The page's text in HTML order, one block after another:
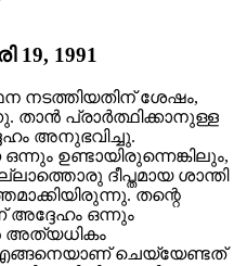
1991
നടത്തിയതിന് ശേഷം,
താൻ പ്രാർത്ഥിക്കാനുള്ള
അനുഭവിച്ചു.
ഉണ്ടായിരുന്നെങ്കിലും,
ദീപ്തമായ ശാന്തി
തന്റെ
അദ്ദേഹം ഒന്നും
അത്യധികം
എങ്ങനെയാണ് ചെയ്യേണ്ടത്